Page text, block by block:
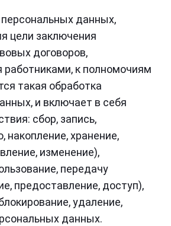
данных,
цели заключения
договоров,
работниками, к полномочиям
такая обработка
и включает в себя
сбор, запись,
накопление, хранение,
изменение),
передачу
предоставление, доступ),
удаление,
данных.